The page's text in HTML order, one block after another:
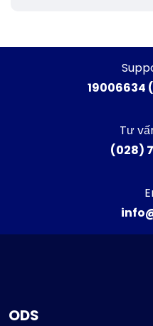
19006634
Tư
(028)
ODS